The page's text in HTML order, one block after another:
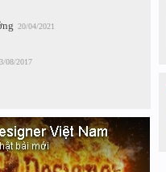
20/04/2021
08/2017